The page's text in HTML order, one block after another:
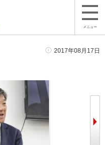
メニュー
2017年08月17日